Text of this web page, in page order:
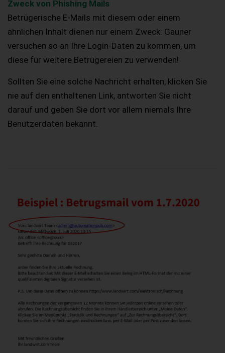
Zweck von Phishing Mails
Betrügerische E-Mails mit diesem oder einem
ähnlichen Inhalt dienen nur einem Zweck: Gauner
versuchen so an Ihre Login-Daten zu kommen, um
diese für weitere Betrügereien zu verwenden!
Sollten Sie eine solche Nachricht erhalten, klicken Sie
nie auf den enthaltenen Link, antworten Sie nicht
darauf und geben Sie dort vor allem niemals Ihre
Benutzerdaten bekannt.